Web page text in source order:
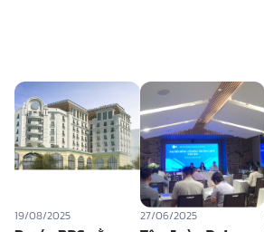
19/08/2025 27/06/2025